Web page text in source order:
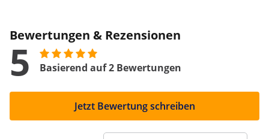
Bewertungen & Rezensionen
5 Basierend auf 2 Bewertungen
Jetzt Bewertung schreiben